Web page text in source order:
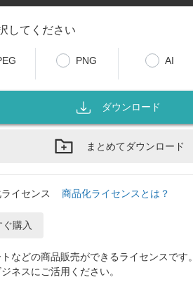
してください
PNG AI
ダウンロード
まとめてダウンロード
イセンス 商品化ライセンスとは？
購入
などの商品販売ができるライセンスです。
ネスにご活用ください。